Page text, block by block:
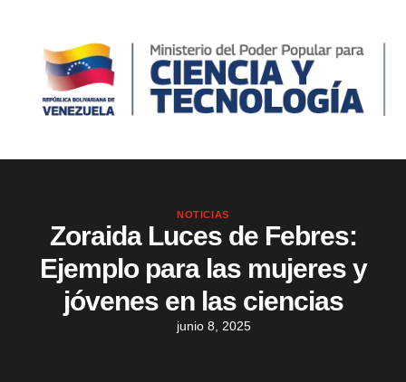
NOTICIAS
Zoraida Luces de Febres:
Ejemplo para las mujeres y
jóvenes en las ciencias
junio 8, 2025